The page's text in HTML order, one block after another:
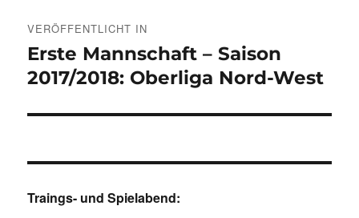
VERÖFFENTLICHT IN
Erste Mannschaft – Saison
2017/2018: Oberliga Nord-West
Traings- und Spielabend: